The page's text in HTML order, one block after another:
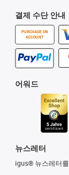
결제 수단 안내
PURCHASE ON
ACCOUNT
어워드
뉴스레터
igus® 뉴스레터